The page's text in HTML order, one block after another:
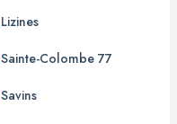
Lizines
Sainte-Colombe 77
Savins